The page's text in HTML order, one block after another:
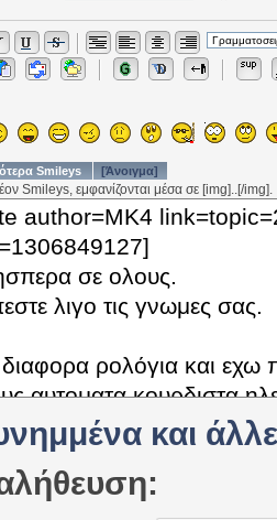
Smileys [Άνοιγμα]
Smileys, εμφανίζονται μέσα σε [img]..[/img].
και